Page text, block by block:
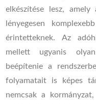
elkészítése lesz,
lényegesen
érintetteknek. Az
mellett ugyanis
beépítenie a
folyamatait is képes
nemcsak a